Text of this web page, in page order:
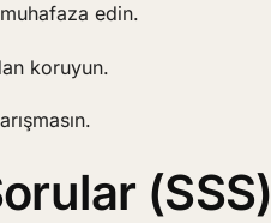
edin.
koruyun.
(SSS)